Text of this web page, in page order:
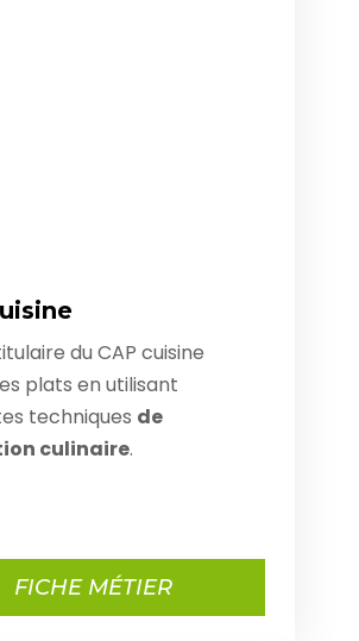
du CAP cuisine
plats en utilisant
techniques de
culinaire.
FICHE MÉTIER